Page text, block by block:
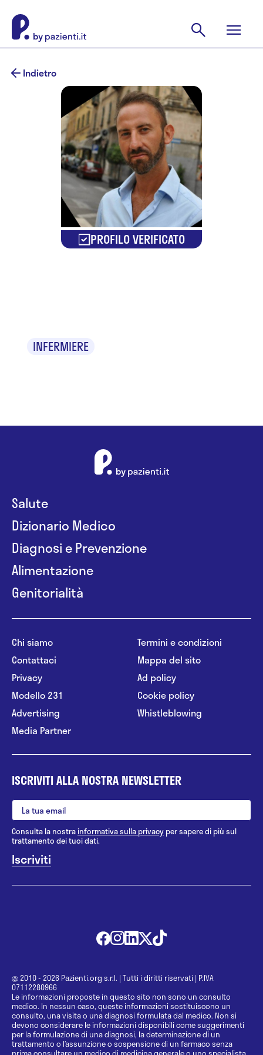
Indietro
PROFILO VERIFICATO
INFERMIERE
Salute
Dizionario Medico
Diagnosi e Prevenzione
Alimentazione
Genitorialità
Chi siamo
Contattaci
Privacy
Modello 231
Advertising
Media Partner
Termini e condizioni
Mappa del sito
Ad policy
Cookie policy
Whistleblowing
ISCRIVITI ALLA NOSTRA NEWSLETTER
Consulta la nostrainformativa sulla privacy per sapere di più sul
trattamento dei tuoi dati.
@ 2010 - 2026 Pazienti.org s.r.l. | Tutti i diritti riservati | P.IVA
07112280966
Le informazioni proposte in questo sito non sono un consulto
medico. In nessun caso, queste informazioni sostituiscono un
consulto, una visita o una diagnosi formulata dal medico. Non si
devono considerare le informazioni disponibili come suggerimenti
per la formulazione di una diagnosi, la determinazione di un
trattamento o l’assunzione o sospensione di un farmaco senza